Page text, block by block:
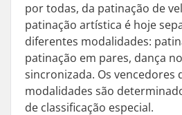
por todas, da patinação de
patinação artística é hoje
diferentes modalidades:
patinação em pares, dança
sincronizada. Os vencedores
modalidades são
de classificação especial.